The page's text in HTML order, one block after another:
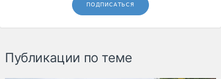
ПОДПИСАТЬСЯ
Публикации по теме